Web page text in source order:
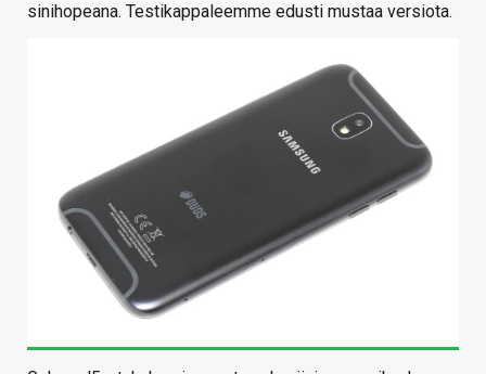
sinihopeana. Testikappaleemme edusti mustaa versiota.